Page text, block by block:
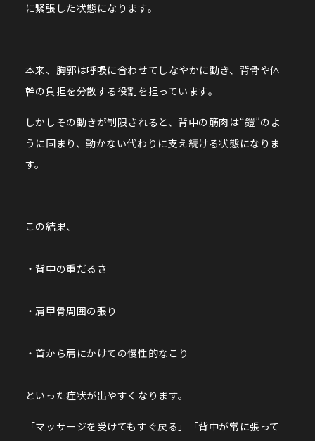
に緊張した状態になります。
本来、胸郭は呼吸に合わせてしなやかに動き、背骨や体
幹の負担を分散する役割を担っています。
しかしその動きが制限されると、背中の筋肉は“鎧”のよ
うに固まり、動かない代わりに支え続ける状態になりま
す。
この結果、
・背中の重だるさ
・肩甲骨周囲の張り
・首から肩にかけての慢性的なこり
といった症状が出やすくなります。
「マッサージを受けてもすぐ戻る」「背中が常に張って